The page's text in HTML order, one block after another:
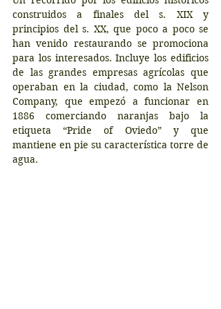
construidos a finales del s. XIX y
principios del s. XX, que poco a poco se
han venido restaurando se promociona
para los interesados. Incluye los edificios
de las grandes empresas agrícolas que
operaban en la ciudad, como la Nelson
Company, que empezó a funcionar en
1886 comerciando naranjas bajo la
etiqueta “Pride of Oviedo” y que
mantiene en pie su característica torre de
agua.